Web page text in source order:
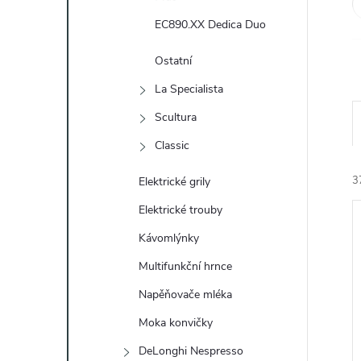
EC890.XX Dedica Duo
Ostatní
La Specialista
Scultura
Classic
Elektrické grily
Elektrické trouby
Kávomlýnky
Multifunkční hrnce
Napěňovače mléka
Moka konvičky
DeLonghi Nespresso
a